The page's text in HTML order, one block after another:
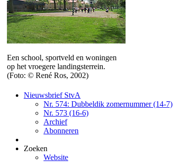
Een school, sportveld en woningen
op het vroegere landingsterrein.
(Foto: © René Ros, 2002)
Nieuwsbrief StvA
Nr. 574: Dubbeldik zomernummer (14-7)
Nr. 573 (16-6)
Archief
Abonneren
Zoeken
Website